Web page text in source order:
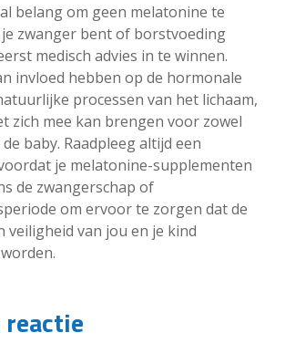
belang om geen melatonine te
zwanger bent of borstvoeding
medisch advies in te winnen.
invloed hebben op de hormonale
processen van het lichaam,
zich mee kan brengen voor zowel
baby. Raadpleeg altijd een
je melatonine-supplementen
de zwangerschap of
om ervoor te zorgen dat de
veiligheid van jou en je kind
reactie